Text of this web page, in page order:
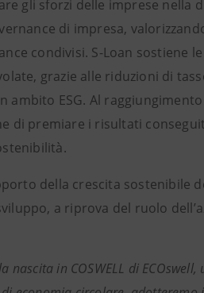
gli sforzi delle imprese nella
di impresa,
condivisi. S-Loan sostiene le
grazie alle riduzioni di
ESG. Al
di premiare i risultati
della crescita sostenibile
a riprova del ruolo
nascita in COSWELL di